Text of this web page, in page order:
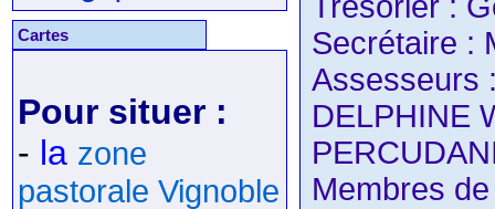
Cartes
Pour situer :
- la zone
pastorale Vignoble
Secrétaire :
Assesseurs
DELPHINE
Membres